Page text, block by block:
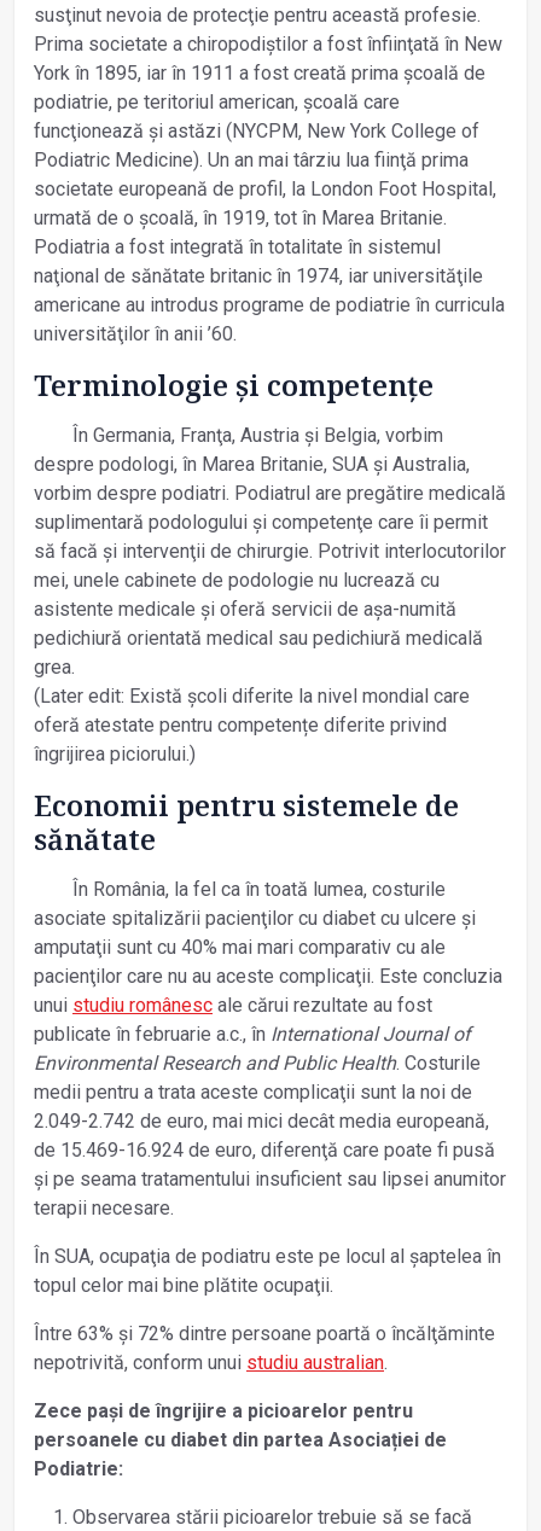
susţinut nevoia de protecţie pentru această profesie.
Prima societate a chiropodiștilor a fost înfiinţată în New
York în 1895, iar în 1911 a fost creată prima școală de
podiatrie, pe teritoriul american, școală care
funcţionează și astăzi (NYCPM, New York College of
Podiatric Medicine). Un an mai târziu lua fiinţă prima
societate europeană de profil, la London Foot Hospital,
urmată de o școală, în 1919, tot în Marea Britanie.
Podiatria a fost integrată în totalitate în sistemul
naţional de sănătate britanic în 1974, iar universităţile
americane au introdus programe de podiatrie în curricula
universităţilor în anii ’60.
Terminologie și competenţe
În Germania, Franţa, Austria și Belgia, vorbim
despre podologi, în Marea Britanie, SUA și Australia,
vorbim despre podiatri. Podiatrul are pregătire medicală
suplimentară podologului și competenţe care îi permit
să facă și intervenţii de chirurgie. Potrivit interlocutorilor
mei, unele cabinete de podologie nu lucrează cu
asistente medicale și oferă servicii de așa-numită
pedichiură orientată medical sau pedichiură medicală
grea.
(Later edit: Există școli diferite la nivel mondial care
oferă atestate pentru competențe diferite privind
îngrijirea piciorului.)
Economii pentru sistemele de
sănătate
În România, la fel ca în toată lumea, costurile
asociate spitalizării pacienţilor cu diabet cu ulcere și
amputaţii sunt cu 40% mai mari comparativ cu ale
pacienţilor care nu au aceste complicaţii. Este concluzia
unui studiu românesc ale cărui rezultate au fost
publicate în februarie a.c., în International Journal of
Environmental Research and Public Health. Costurile
medii pentru a trata aceste complicaţii sunt la noi de
2.049-2.742 de euro, mai mici decât media europeană,
de 15.469-16.924 de euro, diferenţă care poate fi pusă
și pe seama tratamentului insuficient sau lipsei anumitor
terapii necesare.
În SUA, ocupaţia de podiatru este pe locul al șaptelea în
topul celor mai bine plătite ocupaţii.
Între 63% și 72% dintre persoane poartă o încălţăminte
nepotrivită, conform unui studiu australian.
Zece paşi de îngrijire a picioarelor pentru
persoanele cu diabet din partea Asociației de
Podiatrie:
Observarea stării picioarelor trebuie să se facă